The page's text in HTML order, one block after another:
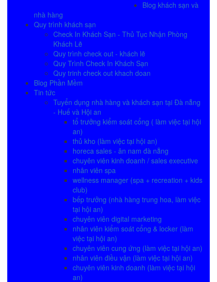
Blog khách sạn và
nhà hàng
Quy trình khách sạn
Check In Khách Sạn - Thủ Tục Nhận Phòng
Khách Lẽ
Quy trình check out - khách lẽ
Quy Trình Check In Khách Sạn
Quy trinh check out khach doan
Blog Phần Mềm
Tin tức
Tuyển dụng nhà hàng và khách sạn tại Đà nẵng
- Huế và Hội an
tổ trưởng kiểm soát cổng ( làm việc tại hội
an)
thủ kho (làm việc tại hội an)
horeca sales - ân nam đà nẵng
chuyên viên kinh doanh / sales executive
nhân viên spa
wellness manager (spa + recreation + kids
club)
bếp trưởng (nhà hàng trung hoa, làm việc
tại hội an)
chuyên viên digital marketing
nhân viên kiểm soát cổng & locker (làm
việc tại hội an)
chuyên viên cung ứng (làm việc tại hội an)
nhân viên điều vận (làm việc tại hội an)
chuyên viên kinh doanh (làm việc tại hội
an)